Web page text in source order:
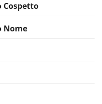
Cospetto
Nome